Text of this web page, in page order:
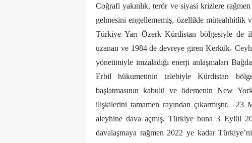
Coğrafi yakınlık, terör ve siyasi krizlere
gelmesini engellememiş, özellikle müteahhitlik
Türkiye Yarı Özerk Kürdistan bölgesiyle de
uzanan ve 1984 de devreye giren Kerkük-
yönetimiyle imzaladığı enerji anlaşmaları
Erbil hükumetinin talebiyle Kürdistan
başlatmasının kabulü ve ödemenin New
ilişkilerini tamamen rayından çıkarmıştır.
23
aleyhine dava açmış, Türkiye buna 3 Eylül
davalaşmaya rağmen 2022 ye kadar